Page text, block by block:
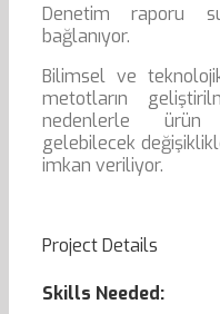
Denetim raporu
bağlanıyor.
Bilimsel ve
metotların
nedenlerle ürün
gelebilecek
imkan veriliyor.
Project Details
Skills Needed: